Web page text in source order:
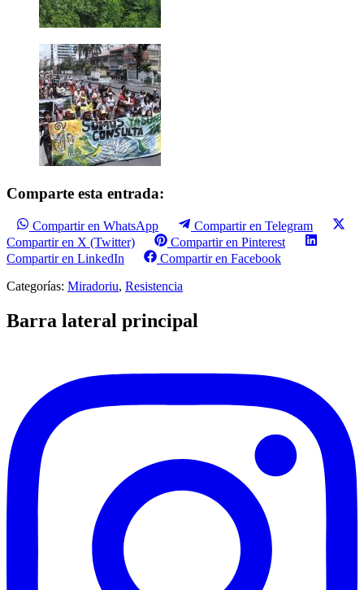
Comparte esta entrada:
Compartir en WhatsApp
Compartir en Telegram
Compartir en X (Twitter)
Compartir en Pinterest
Compartir en LinkedIn
Compartir en Facebook
Categorías: Miradoriu, Resistencia
Barra lateral principal